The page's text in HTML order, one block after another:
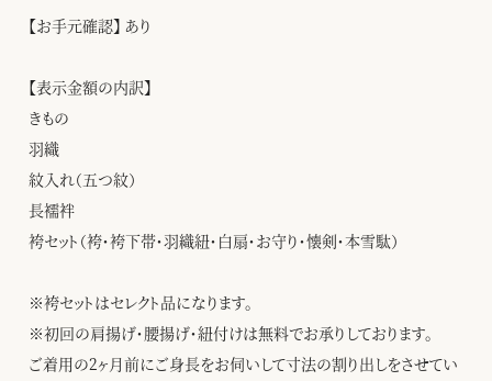
【お手元確認】 あり
【表示金額の内訳】
きもの
羽織
紋入れ（五つ紋）
長襦袢
袴セット（袴・袴下帯・羽織紐・白扇・お守り・懐剣・本雪駄）
※袴セットはセレクト品になります。
※初回の肩揚げ・腰揚げ・紐付けは無料でお承りしております。
ご着用の2ヶ月前にご身長をお伺いして寸法の割り出しをさせてい